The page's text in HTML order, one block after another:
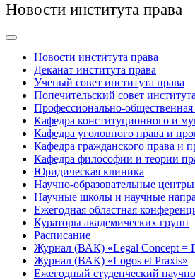
Новости института права
Новости института права
Деканат института права
Ученый совет института права
Попечительский совет
Профессионально-общественная
Кафедра конституционного и
Кафедра уголовного права и
Кафедра гражданского права и
Кафедра философии и теории
Юридическая клиника
Научно-образовательные центры
Научные школы и научные
Ежегодная областная
Кураторы академических групп
Расписание
Журнал (ВАК) «Legal Concept =
Журнал (ВАК) «Logos et Praxis»
Ежегодный студенческий